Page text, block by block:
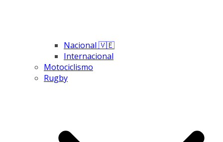
Nacional 🇻🇪
Internacional
Motociclismo
Rugby